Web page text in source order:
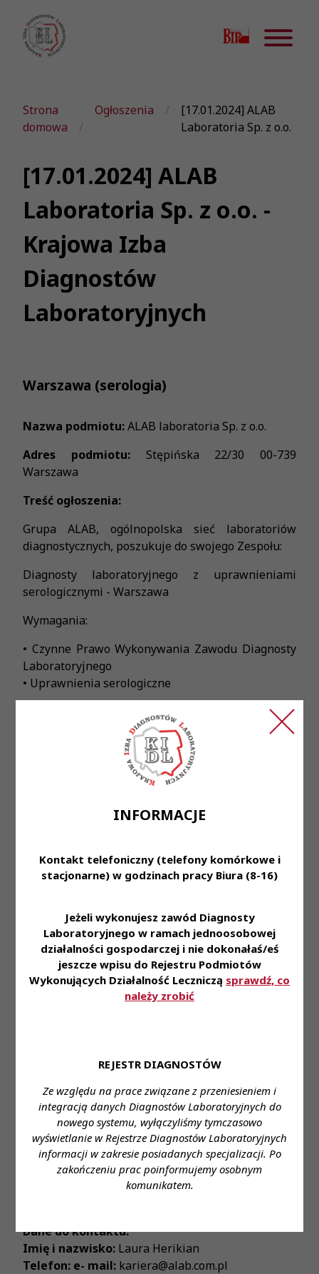
INFORMACJE
Kontakt telefoniczny (telefony komórkowe i
stacjonarne) w godzinach pracy Biura (8-16)
Jeżeli wykonujesz zawód Diagnosty
Laboratoryjnego w ramach jednoosobowej
działalności gospodarczej i nie dokonałaś/eś
jeszcze wpisu do Rejestru Podmiotów
Wykonujących Działalność Leczniczą sprawdź, co
należy zrobić
REJESTR DIAGNOSTÓW
Ze względu na prace związane z przeniesieniem i
integracją danych Diagnostów Laboratoryjnych do
nowego systemu, wyłączyliśmy tymczasowo
wyświetlanie w Rejestrze Diagnostów Laboratoryjnych
informacji w zakresie posiadanych specjalizacji. Po
zakończeniu prac poinformujemy osobnym
komunikatem.
Strona
domowa
Ogłoszenia
[17.01.2024] ALAB
Laboratoria Sp. z o.o.
[17.01.2024] ALAB
Laboratoria Sp. z o.o. -
Krajowa Izba
Diagnostów
Laboratoryjnych
Warszawa (serologia)
Nazwa podmiotu:ALAB laboratoria Sp. z o.o.
Adres podmiotu:Stępińska 22/30 00-739
Warszawa
Treść ogłoszenia:
Grupa ALAB, ogólnopolska sieć laboratoriów
diagnostycznych, poszukuje do swojego Zespołu:
Diagnosty laboratoryjnego z uprawnieniami
serologicznymi - Warszawa
Wymagania:
• Czynne Prawo Wykonywania Zawodu Diagnosty
Laboratoryjnego
• Uprawnienia serologiczne
• Stabilne zatrudnienie na podstawie umowy o
pracę lub umowę zlecenie
(w zależności od preferencji) w organizacji o
wiodącej pozycji rynkowej,
• Pracę z wykorzystaniem najnowszych technologii
• Zniżki na nasze usługi dla naszych pracowników i
ich rodzin,
• Dofinansowanie do ubezpieczenia na życie,
• Możliwość przyuczenia do pracy na danym
stanowisku i zdobycia cennego doświadczenia w
pod okiem specjalistów.
Zapraszamy do aplikowania za pośrednictwem
Wymagane wykształcenie:wyższe
Proponowane wynagrodzenie:zgodnie z ustawą
Forma zatrudnienia:umowa o pracę/umowa
zlecenie wg preferencji kandydata
Wymiar czasu pracy:cały etat
Dane do kontaktu:
Imię i nazwisko: Laura Herikian
Telefon: e- mail: kariera@alab.com.pl